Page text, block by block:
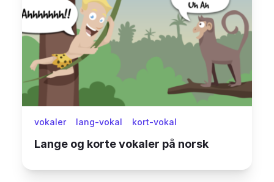
vokaler lang-vokal kort-vokal
Lange og korte vokaler på norsk